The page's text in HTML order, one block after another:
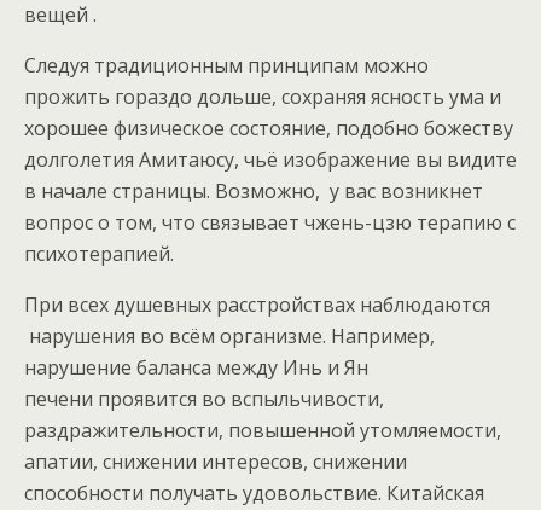
вещей .
Следуя традиционным принципам можно
прожить гораздо дольше, сохраняя ясность ума и
хорошее физическое состояние, подобно божеству
долголетия Амитаюсу, чьё изображение вы видите
в начале страницы. Возможно, у вас возникнет
вопрос о том, что связывает чжень-цзю терапию с
психотерапией.
При всех душевных расстройствах наблюдаются
нарушения во всём организме. Например,
нарушение баланса между Инь и Ян
печени проявится во вспыльчивости,
раздражительности, повышенной утомляемости,
апатии, снижении интересов, снижении
способности получать удовольствие. Китайская